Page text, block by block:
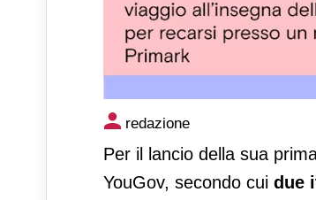
Primark lancia la
redazione
Per il lancio della sua
YouGov, secondo cui due